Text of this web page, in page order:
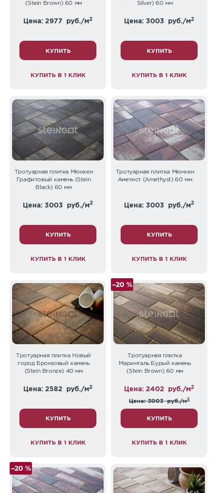
(Stein Brown) 60 мм
Цена: 2977 руб./м2
КУПИТЬ
КУПИТЬ В 1 КЛИК
Silver) 60 мм
Цена: 3003 руб./м2
КУПИТЬ
КУПИТЬ В 1 КЛИК
Тротуарная плитка Мюнхен
Графитовый камень (Stein
Black) 60 мм
Цена: 3003 руб./м2
КУПИТЬ
КУПИТЬ В 1 КЛИК
Тротуарная плитка Мюнхен
Аметист (Amethyst) 60 мм
Цена: 3003 руб./м2
КУПИТЬ
КУПИТЬ В 1 КЛИК
Тротуарная плитка Новый
город Бронзовый камень
(Stein Bronze) 40 мм
Цена: 2582 руб./м2
КУПИТЬ
КУПИТЬ В 1 КЛИК
–20 %
Тротуарная плитка
Маринталь Бурый камень
(Stein Brown) 60 мм
Цена: 2402 руб./м2
Цена: 3003руб./м2
КУПИТЬ
КУПИТЬ В 1 КЛИК
–20 %